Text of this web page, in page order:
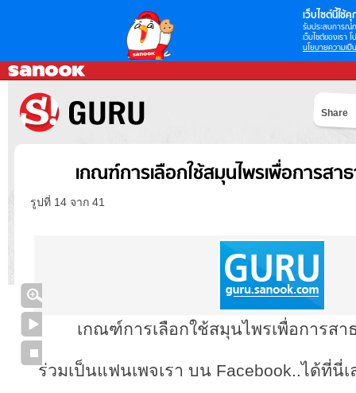
เว็บไซต์นี้ใช้คุ
รับประสบการณ์
เว็บไซต์ของเรา
นโยบายความเป็
Share
เกณฑ์การเลือกใช้สมุนไพรเพื่อการส
รูปที่ 14 จาก 41
เกณฑ์การเลือกใช้สมุนไพรเพื่อการส
ร่วมเป็นแฟนเพจเรา บน Facebook..ได้ที่นี่เ